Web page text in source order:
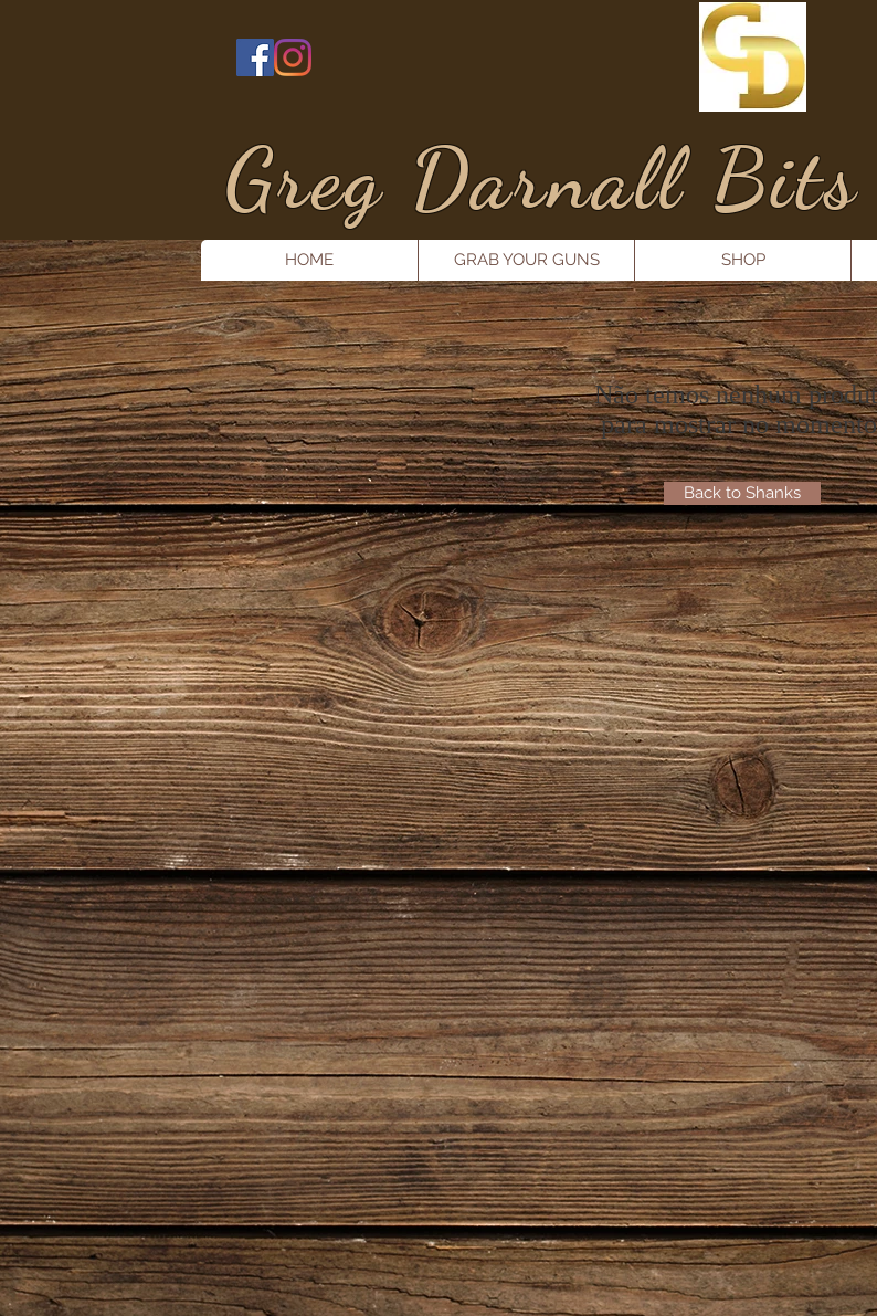
Greg Darnall
HOME GRAB YOUR GUNS SHOP
Não temos nenhum
para mostrar no
Back to Shanks